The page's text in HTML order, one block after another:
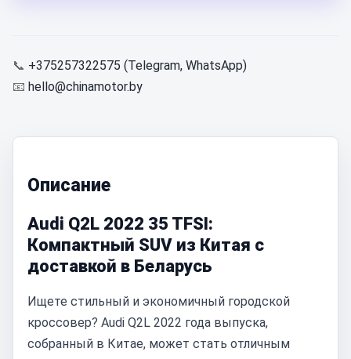
📞 +375257322575 (Telegram, WhatsApp)
📧 hello@chinamotor.by
Описание
Audi Q2L 2022 35 TFSI:
Компактный SUV из Китая с
доставкой в Беларусь
Ищете стильный и экономичный городской
кроссовер? Audi Q2L 2022 года выпуска,
собранный в Китае, может стать отличным